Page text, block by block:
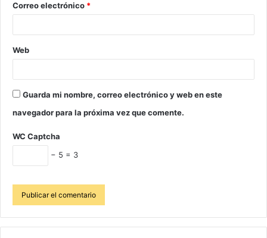
Correo electrónico *
Web
Guarda mi nombre, correo electrónico y web en este
navegador para la próxima vez que comente.
WC Captcha
− 5 = 3